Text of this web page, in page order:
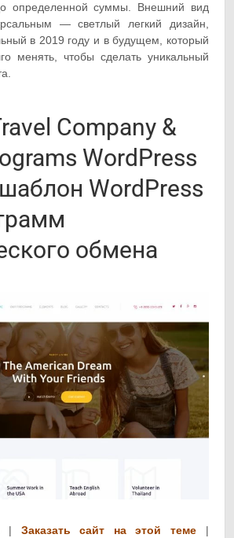
определенной суммы. Внешний вид
— светлый легкий дизайн,
в 2019 году и в будущем, который
менять, чтобы сделать уникальный
Company &
WordPress
WordPress
обмена
| Заказать сайт на этой теме |